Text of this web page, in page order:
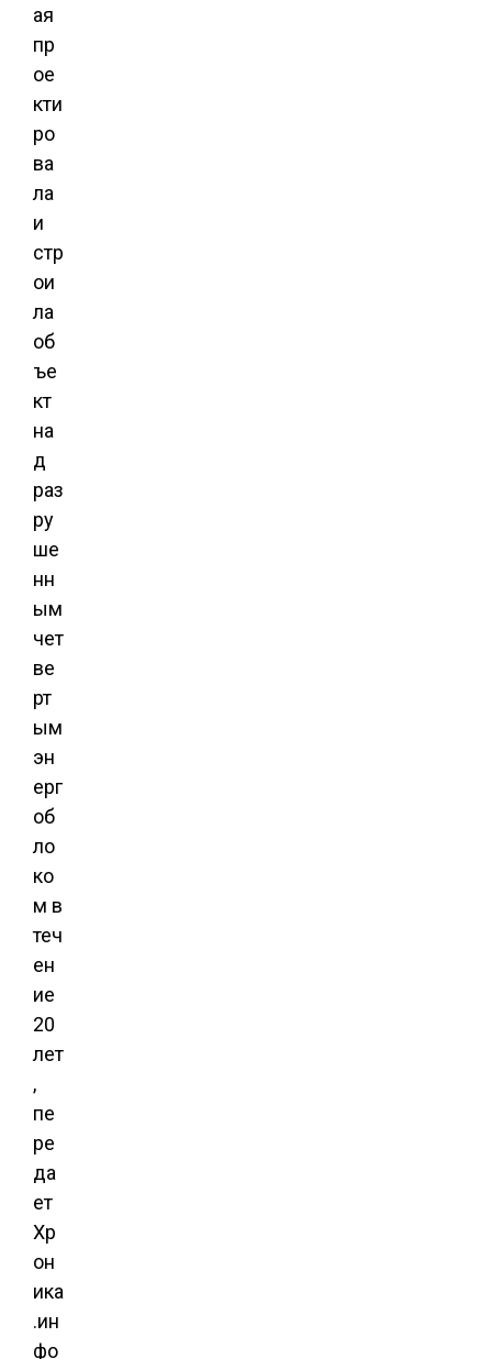
ая
пр
ое
кти
ро
ва
ла
и
стр
ои
ла
об
ъе
кт
на
д
раз
ру
ше
нн
ым
чет
ве
рт
ым
эн
ерг
об
ло
ко
м в
теч
ен
ие
20
лет
,
пе
ре
да
ет
Хр
он
ика
.ин
фо